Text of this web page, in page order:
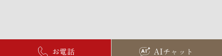
お電話 AIチャット